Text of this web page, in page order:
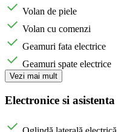
Volan de piele
Volan cu comenzi
Geamuri fata electrice
Geamuri spate electrice
Vezi mai mult
Electronice si asistenta